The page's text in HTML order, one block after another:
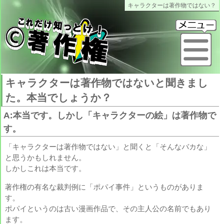
キャラクターは著作物ではない？
これだけ知っとけ著作権
キャラクターは著作物ではないと聞きまし
た。本当でしょうか？
A:本当です。しかし「キャラクターの絵」は著作物で
す。
「キャラクターは著作物ではない」と聞くと「そんなバカな」
と思うかもしれません。
しかしこれは本当です。
著作権の有名な裁判例に「ポパイ事件」というものがありま
す。
ポパイというのは古い漫画作品で、その主人公の名前でもあり
ます。